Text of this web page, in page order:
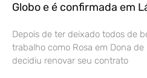
Globo e é confirmada em
Depois de ter deixado todos de
trabalho como Rosa em Dona
decidiu renovar seu contrato